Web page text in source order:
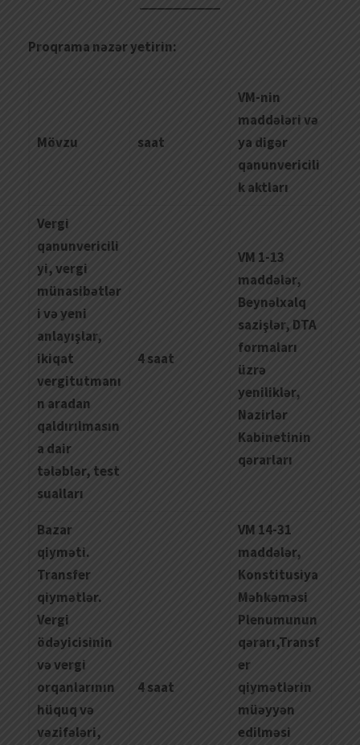
Proqrama nəzər yetirin:
Mövzu saat
VM-nin
maddələri və
ya digər
qanunvericili
k aktları
Vergi
qanunvericili
yi, vergi
münasibətlər
i və yeni
anlayışlar,
ikiqat
vergitutmanı
n aradan
qaldırılmasın
a dair
tələblər, test
sualları
4 saat
VM 1-13
maddələr,
Beynəlxalq
sazişlər, DTA
formaları
üzrə
yeniliklər,
Nazirlər
Kabinetinin
qərarları
Bazar
qiyməti.
Transfer
qiymətlər.
Vergi
ödəyicisinin
və vergi
orqanlarının
hüquq və
vəzifələri,
4 saat
VM 14-31
maddələr,
Konstitusiya
Məhkəməsi
Plenumunun
qərarı,Transf
er
qiymətlərin
müəyyən
edilməsi